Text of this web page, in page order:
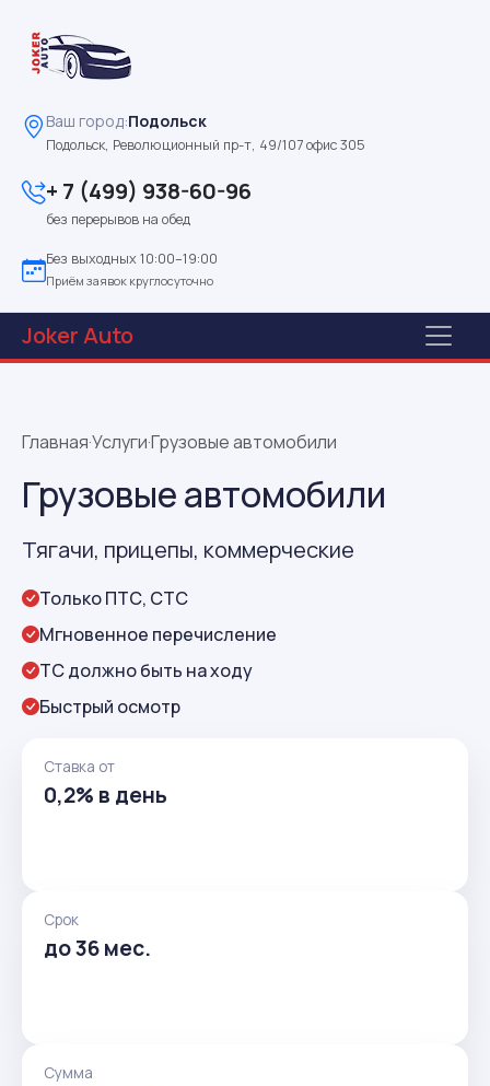
Ваш город:Подольск
Подольск, Революционный пр-т, 49/107 офис 305
+ 7 (499) 938-60-96
без перерывов на обед
Без выходных 10:00–19:00
Приём заявок круглосуточно
JokerAuto
Главная·Услуги·Грузовые автомобили
Грузовые автомобили
Тягачи, прицепы, коммерческие
Только ПТС, СТС
Мгновенное перечисление
ТС должно быть на ходу
Быстрый осмотр
Ставка от
0,2% в день
Срок
до 36 мес.
Сумма